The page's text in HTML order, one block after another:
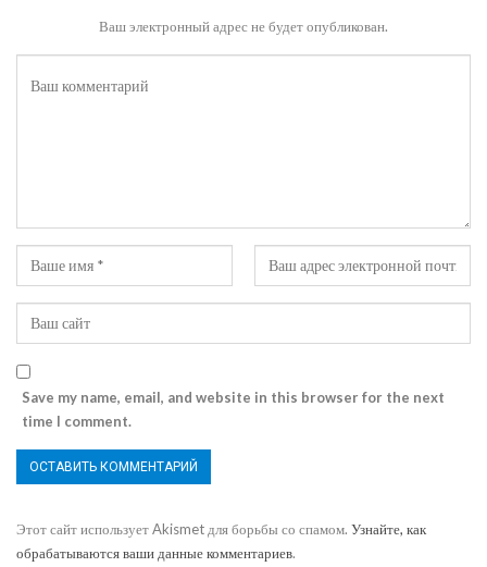
Ваш электронный адрес не будет опубликован.
Save my name, email, and website in this browser for the next
time I comment.
Этот сайт использует Akismet для борьбы со спамом. Узнайте, как
обрабатываются ваши данные комментариев.